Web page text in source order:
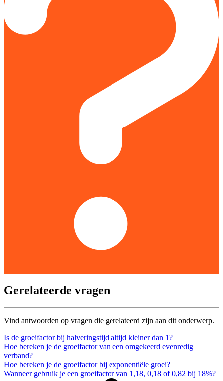
Gerelateerde vragen
Vind antwoorden op vragen die gerelateerd zijn aan dit onderwerp.
Is de groeifactor bij halveringstijd altijd kleiner dan 1?
Hoe bereken je de groeifactor van een omgekeerd evenredig
verband?
Hoe bereken je de groeifactor bij exponentiële groei?
Wanneer gebruik je een groeifactor van 1,18, 0,18 of 0,82 bij 18%?